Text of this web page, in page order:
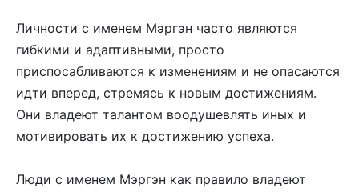
Личности с именем Мэргэн часто являются
гибкими и адаптивными, просто
приспосабливаются к изменениям и не опасаются
идти вперед, стремясь к новым достижениям.
Они владеют талантом воодушевлять иных и
мотивировать их к достижению успеха.
Люди с именем Мэргэн как правило владеют